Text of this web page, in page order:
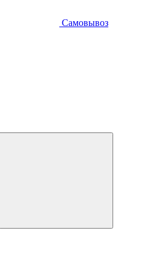
Самовывоз